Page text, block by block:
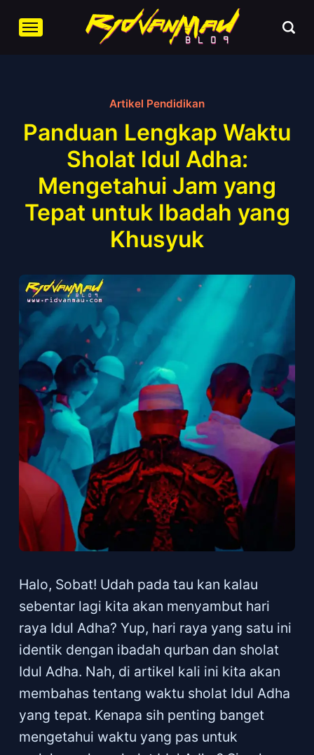
Artikel Pendidikan
Panduan Lengkap Waktu
Sholat Idul Adha:
Mengetahui Jam yang
Tepat untuk Ibadah yang
Khusyuk
Halo, Sobat! Udah pada tau kan kalau
sebentar lagi kita akan menyambut hari
raya Idul Adha? Yup, hari raya yang satu ini
identik dengan ibadah qurban dan sholat
Idul Adha. Nah, di artikel kali ini kita akan
membahas tentang waktu sholat Idul Adha
yang tepat. Kenapa sih penting banget
mengetahui waktu yang pas untuk